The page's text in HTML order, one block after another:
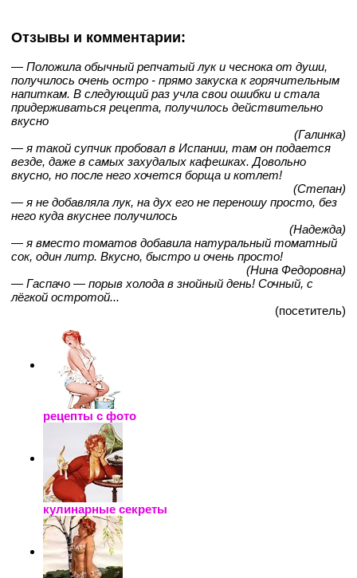
Отзывы и комментарии:
— Положила обычный репчатый лук и чеснока от души,
получилось очень остро - прямо закуска к горячительным
напиткам. В следующий раз учла свои ошибки и стала
придерживаться рецепта, получилось действительно
вкусно
(Галинка)
— я такой супчик пробовал в Испании, там он подается
везде, даже в самых захудалых кафешках. Довольно
вкусно, но после него хочется борща и котлет!
(Степан)
— я не добавляла лук, на дух его не переношу просто, без
него куда вкуснее получилось
(Надежда)
— я вместо томатов добавила натуральный томатный
сок, один литр. Вкусно, быстро и очень просто!
(Нина Федоровна)
— Гаспачо — порыв холода в знойный день! Сочный, с
лёгкой остротой...
(посетитель)
рецепты с фото
кулинарные секреты